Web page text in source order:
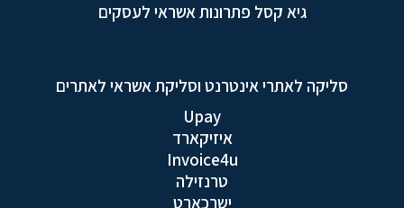
גיא קסל פתרונות אשראי לעסקים
סליקה לאתרי אינטרנט וסליקת אשראי לאתרים
Upay
איזיקארד
Invoice4u
טרנזילה
ישרכארט